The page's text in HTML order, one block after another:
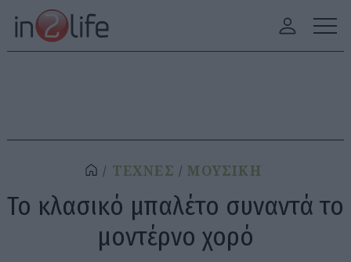
ΤΕΧΝΕΣ ΜΟΥΣΙΚΗ
Το κλασικό μπαλέτο συναντά το
μοντέρνο χορό